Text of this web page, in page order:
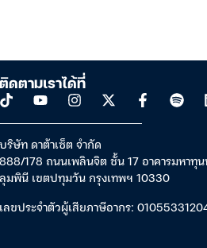
ติดตามเราได้ที่
บริษัท ดาต้าเซ็ต จำกัด
888/178 ถนนเพลินจิต ชั้น 17 อาคารมหาทุ
ลุมพินี เขตปทุมวัน กรุงเทพฯ 10330
เลขประจำตัวผู้เสียภาษีอากร: